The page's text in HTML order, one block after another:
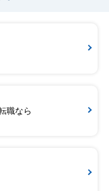
職なら